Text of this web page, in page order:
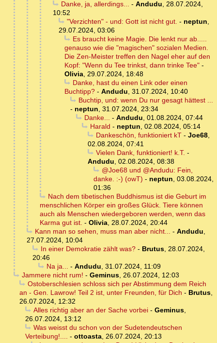
Danke, ja, allerdings... - Andudu, 28.07.2024,
10:52
"Verzichten" - und: Gott ist nicht gut. - neptun,
29.07.2024, 03:06
Es braucht keine Magie. Die lenkt nur ab.....
genauso wie die "magischen" sozialen Medien.
Die Zen-Meister treffen den Nagel eher auf den
Kopf: "Wenn du Tee trinkst, dann trinke Tee" -
Olivia, 29.07.2024, 18:48
Danke, hast du einen Link oder einen
Buchtipp? - Andudu, 31.07.2024, 10:40
Buchtip, und: wenn Du nur gesagt hättest ...
- neptun, 31.07.2024, 23:34
Danke... - Andudu, 01.08.2024, 07:44
Harald - neptun, 02.08.2024, 05:14
Dankeschön, funktioniert kT- Joe68,
02.08.2024, 07:41
Vielen Dank, funktioniert! k.T. -
Andudu, 02.08.2024, 08:38
@Joe68 und @Andudu: Fein,
danke. :-) (owT) - neptun, 03.08.2024,
01:36
Nach dem tibetischen Buddhismus ist die Geburt im
menschlichen Körper ein großes Glück. Tiere können
auch als Menschen wiedergeboren werden, wenn das
Karma gut ist. - Olivia, 28.07.2024, 20:44
Kann man so sehen, muss man aber nicht... - Andudu,
27.07.2024, 10:04
In einer Demokratie zählt was?- Brutus, 28.07.2024,
20:46
Na ja... - Andudu, 31.07.2024, 11:09
Jammere nicht rum! - Geminus, 26.07.2024, 12:03
Ostoberschlesien schloss sich per Abstimmung dem Reich
an - Gen. Lawrow! Teil 2 ist, unter Freunden, für Dich - Brutus,
26.07.2024, 12:32
Alles richtig aber an der Sache vorbei- Geminus,
26.07.2024, 13:12
Was weisst du schon von der Sudetendeutschen
Verteibung!.... - ottoasta, 26.07.2024, 20:13